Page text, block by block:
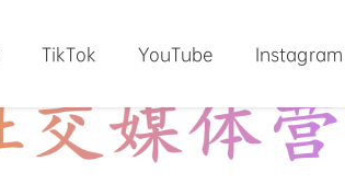
TikTok YouTube Instagram